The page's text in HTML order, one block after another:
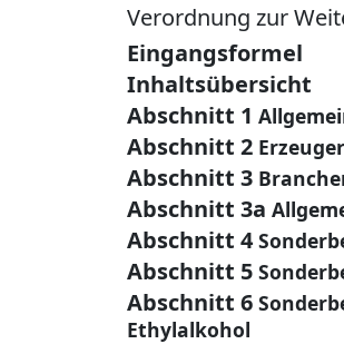
Verordnung zur
Eingangsformel
Inhaltsübersicht
Abschnitt 1
Abschnitt 2
Abschnitt 3
Abschnitt 3a
Abschnitt 4
Abschnitt 5
Abschnitt 6
Ethylalkohol